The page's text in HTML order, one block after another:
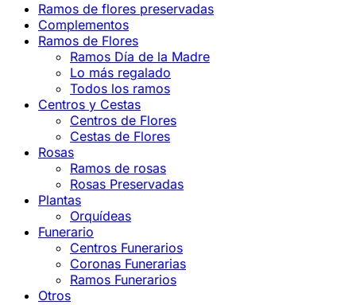
Ramos de flores preservadas
Complementos
Ramos de Flores
Ramos Día de la Madre
Lo más regalado
Todos los ramos
Centros y Cestas
Centros de Flores
Cestas de Flores
Rosas
Ramos de rosas
Rosas Preservadas
Plantas
Orquídeas
Funerario
Centros Funerarios
Coronas Funerarias
Ramos Funerarios
Otros